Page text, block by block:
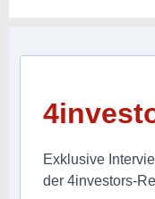
Exklusive
der 4investors-